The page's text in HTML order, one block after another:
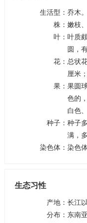
生活型 ： 乔木
株 ： 嫩枝
叶 ： 叶质
圆，
花 ： 总状
厘米
果 ： 果圆
色的
白色
种子 ： 种子
满，
染色体 ： 染色
生态习性
产地 ： 长江
分布 ： 东南